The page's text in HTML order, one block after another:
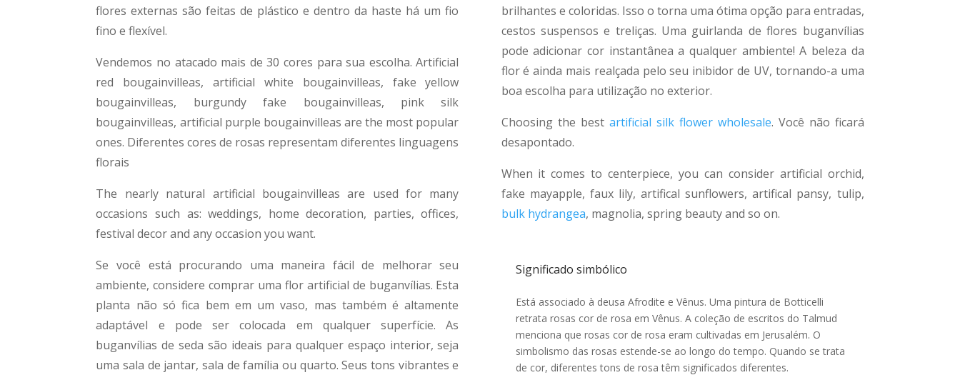
flores externas são feitas de plástico e dentro da haste há um fio
fino e flexível.
Vendemos no atacado mais de 30 cores para sua escolha. Artificial
red bougainvilleas, artificial white bougainvilleas, fake yellow
bougainvilleas, burgundy fake bougainvilleas, pink silk
bougainvilleas, artificial purple bougainvilleas are the most popular
ones. Diferentes cores de rosas representam diferentes linguagens
florais
The nearly natural artificial bougainvilleas are used for many
occasions such as: weddings, home decoration, parties, offices,
festival decor and any occasion you want.
Se você está procurando uma maneira fácil de melhorar seu
ambiente, considere comprar uma flor artificial de buganvílias. Esta
planta não só fica bem em um vaso, mas também é altamente
adaptável e pode ser colocada em qualquer superfície. As
buganvílias de seda são ideais para qualquer espaço interior, seja
uma sala de jantar, sala de família ou quarto. Seus tons vibrantes e
brilhantes e coloridas. Isso o torna uma ótima opção para entradas,
cestos suspensos e treliças. Uma guirlanda de flores buganvílias
pode adicionar cor instantânea a qualquer ambiente! A beleza da
flor é ainda mais realçada pelo seu inibidor de UV, tornando-a uma
boa escolha para utilização no exterior.
Choosing the best artificial silk flower wholesale. Você não ficará
desapontado.
When it comes to centerpiece, you can consider artificial orchid,
fake mayapple, faux lily, artifical sunflowers, artifical pansy, tulip,
bulk hydrangea, magnolia, spring beauty and so on.
Significado simbólico
Está associado à deusa Afrodite e Vênus. Uma pintura de Botticelli
retrata rosas cor de rosa em Vênus. A coleção de escritos do Talmud
menciona que rosas cor de rosa eram cultivadas em Jerusalém. O
simbolismo das rosas estende-se ao longo do tempo. Quando se trata
de cor, diferentes tons de rosa têm significados diferentes.